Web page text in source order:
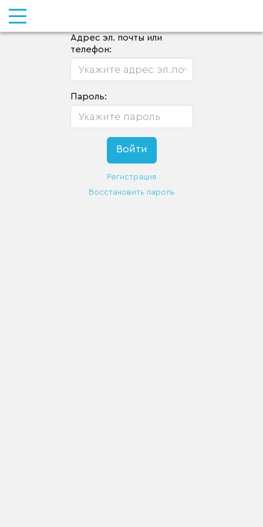
Адрес эл. почты или
телефон:
Пароль:
Регистрация
Восстановить пароль